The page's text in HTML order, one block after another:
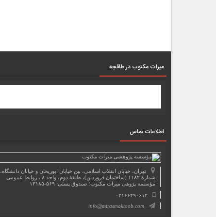
میرات مکتوب در طاقچه
اطلاعات تماس
تهران، خیابان انقلاب اسلامی، بین خیابان ابوریحان و خیابان دانشگاه،
شمارۀ ۱۱۸۲ (ساختمان فروردین)، طبقۀ دوم، واحد ۸ ، روابط عمومی
مؤسسه پژوهی میراث مکتوب؛ صندوق پستی: ۵۶۹-۱۳۱۸۵
۰۲۱۶۶۴۹۰۶۱۲
info@mirasmaktoob.com